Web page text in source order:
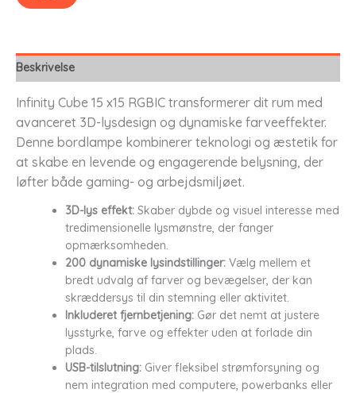
Beskrivelse
Infinity Cube 15 x15 RGBIC transformerer dit rum med
avanceret 3D-lysdesign og dynamiske farveeffekter.
Denne bordlampe kombinerer teknologi og æstetik for
at skabe en levende og engagerende belysning, der
løfter både gaming- og arbejdsmiljøet.
3D-lys effekt: Skaber dybde og visuel interesse med
tredimensionelle lysmønstre, der fanger
opmærksomheden.
200 dynamiske lysindstillinger: Vælg mellem et
bredt udvalg af farver og bevægelser, der kan
skræddersys til din stemning eller aktivitet.
Inkluderet fjernbetjening: Gør det nemt at justere
lysstyrke, farve og effekter uden at forlade din
plads.
USB-tilslutning: Giver fleksibel strømforsyning og
nem integration med computere, powerbanks eller